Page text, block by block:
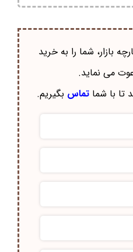
بازار، شما را به خرید
می نماید.
تا با شماتماس بگیریم.